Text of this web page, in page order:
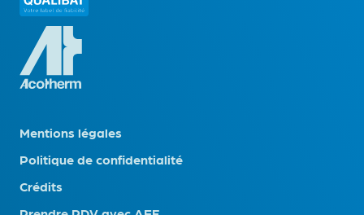
Mentions légales
Politique de confidentialité
Crédits